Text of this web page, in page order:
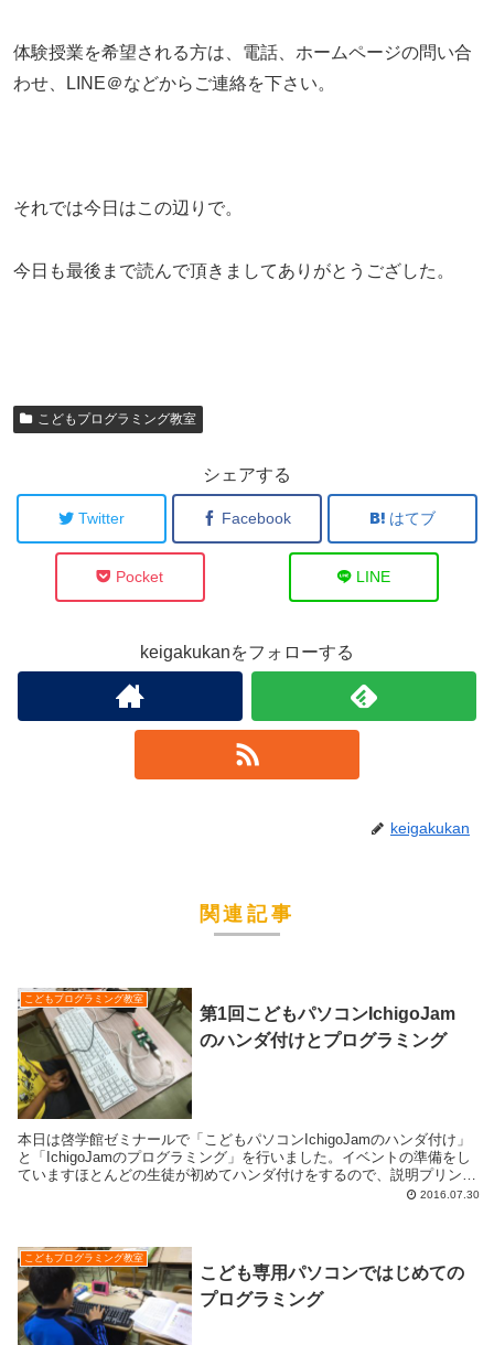
体験授業を希望される方は、電話、ホームページの問い合
わせ、LINE＠などからご連絡を下さい。
それでは今日はこの辺りで。
今日も最後まで読んで頂きましてありがとうござした。
こどもプログラミング教室
シェアする
Twitter Facebook はてブ
Pocket LINE
keigakukanをフォローする
keigakukan
関連記事
こどもプログラミング教室
第1回こどもパソコンIchigoJam
のハンダ付けとプログラミング
本日は啓学館ゼミナールで「こどもパソコンIchigoJamのハンダ付け」
と「IchigoJamのプログラミング」を行いました。イベントの準備をし
ていますほとんどの生徒が初めてハンダ付けをするので、説明プリント
2016.07.30
こどもプログラミング教室
こども専用パソコンではじめての
プログラミング